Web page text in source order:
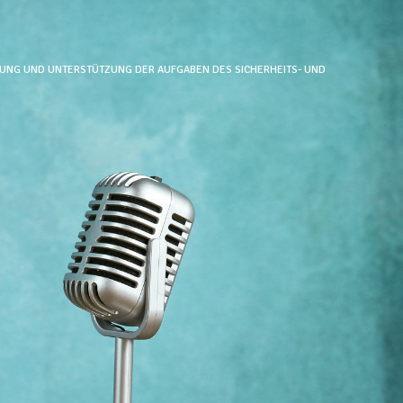
UND UNTERSTÜTZUNG DER AUFGABEN DES SICHERHEITS- UND